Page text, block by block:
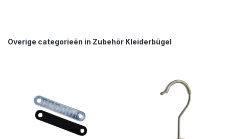
Overige categorieën in Zubehör Kleiderbügel